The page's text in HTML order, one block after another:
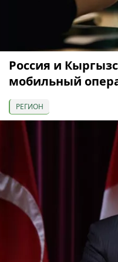
Россия и
мобильный
РЕГИОН